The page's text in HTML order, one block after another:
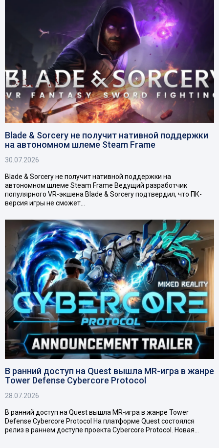
Blade & Sorcery не получит нативной поддержки
на автономном шлеме Steam Frame
30.07.2026
Blade & Sorcery не получит нативной поддержки на
автономном шлеме Steam Frame Ведущий разработчик
популярного VR-экшена Blade & Sorcery подтвердил, что ПК-
версия игры не сможет…
В ранний доступ на Quest вышла MR-игра в жанре
Tower Defense Cybercore Protocol
28.07.2026
В ранний доступ на Quest вышла MR-игра в жанре Tower
Defense Cybercore Protocol На платформе Quest состоялся
релиз в раннем доступе проекта Cybercore Protocol. Новая…